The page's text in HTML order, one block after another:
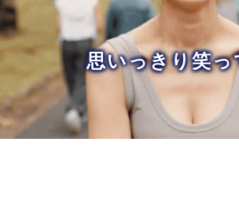
思いっきり笑っ